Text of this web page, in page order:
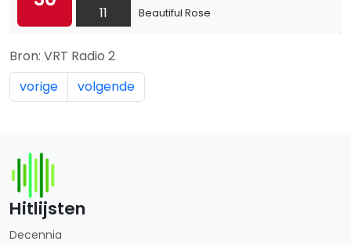
11
Beautiful Rose
Bron: VRT Radio 2
vorige
volgende
Hitlijsten
Decennia